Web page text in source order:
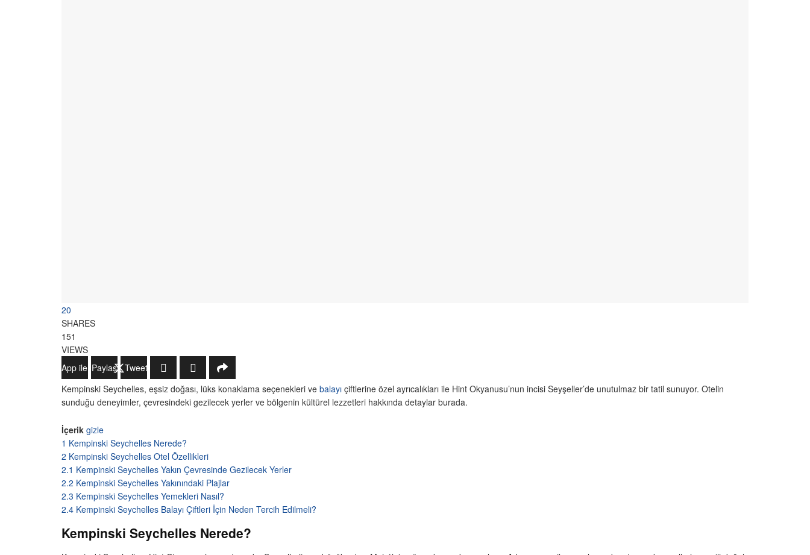
20
SHARES
151
VIEWS
WhatsApp ile Gönder
Paylaş
Tweetle
Kempinski Seychelles, eşsiz doğası, lüks konaklama seçenekleri ve balayı çiftlerine özel ayrıcalıkları ile Hint Okyanusu’nun incisi Seyşeller’de unutulmaz bir tatil sunuyor. Otelin
sunduğu deneyimler, çevresindeki gezilecek yerler ve bölgenin kültürel lezzetleri hakkında detaylar burada.
İçerik gizle
1 Kempinski Seychelles Nerede?
2 Kempinski Seychelles Otel Özellikleri
2.1 Kempinski Seychelles Yakın Çevresinde Gezilecek Yerler
2.2 Kempinski Seychelles Yakınındaki Plajlar
2.3 Kempinski Seychelles Yemekleri Nasıl?
2.4 Kempinski Seychelles Balayı Çiftleri İçin Neden Tercih Edilmeli?
Kempinski Seychelles Nerede?